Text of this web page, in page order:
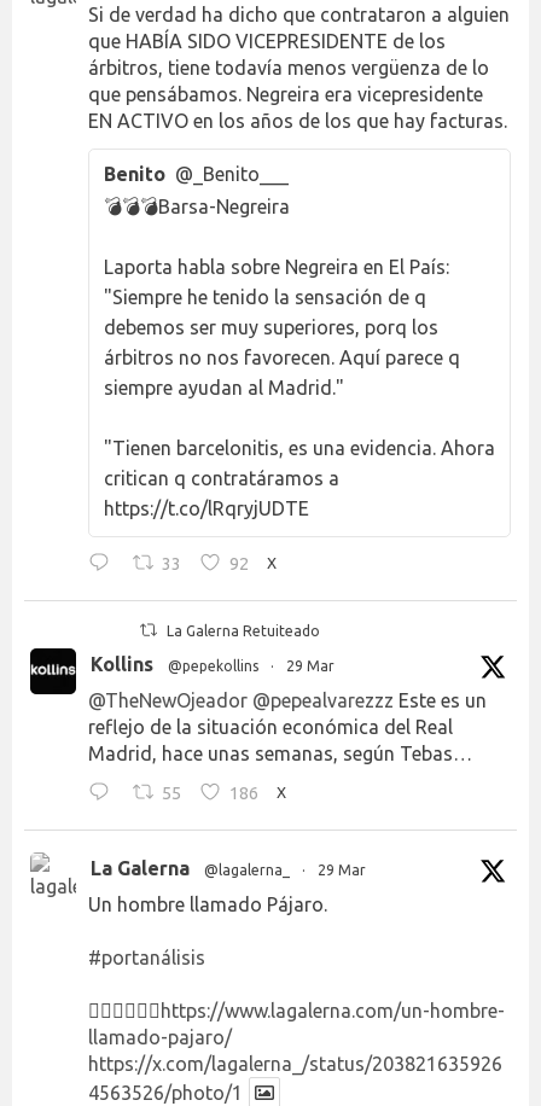
Si de verdad ha dicho que contrataron a alguien
que HABÍA SIDO VICEPRESIDENTE de los
árbitros, tiene todavía menos vergüenza de lo
que pensábamos. Negreira era vicepresidente
EN ACTIVO en los años de los que hay facturas.
Benito @_Benito___
💣💣💣Barsa-Negreira
Laporta habla sobre Negreira en El País:
"Siempre he tenido la sensación de q
debemos ser muy superiores, porq los
árbitros no nos favorecen. Aquí parece q
siempre ayudan al Madrid."
"Tienen barcelonitis, es una evidencia. Ahora
critican q contratáramos a
https://t.co/lRqryjUDTE
33 92 X
La Galerna Retuiteado
Kollins @pepekollins · 29 Mar
@TheNewOjeador @pepealvarezzz Este es un
reflejo de la situación económica del Real
Madrid, hace unas semanas, según Tebas…
55 186 X
La Galerna @lagalerna_ · 29 Mar
Un hombre llamado Pájaro.
#portanálisis
👉🏻👉🏻👉🏻 https://www.lagalerna.com/un-hombre-
llamado-pajaro/
https://x.com/lagalerna_/status/203821635926
4563526/photo/1